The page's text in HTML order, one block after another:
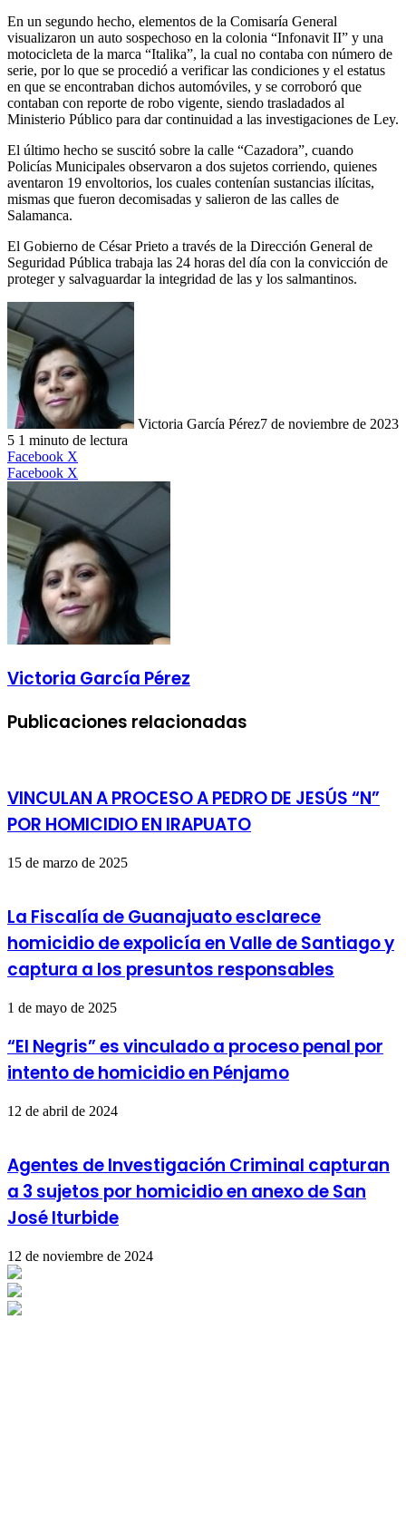
En un segundo hecho, elementos de la Comisaría General
visualizaron un auto sospechoso en la colonia “Infonavit II” y una
motocicleta de la marca “Italika”, la cual no contaba con número de
serie, por lo que se procedió a verificar las condiciones y el estatus
en que se encontraban dichos automóviles, y se corroboró que
contaban con reporte de robo vigente, siendo trasladados al
Ministerio Público para dar continuidad a las investigaciones de Ley.
El último hecho se suscitó sobre la calle “Cazadora”, cuando
Policías Municipales observaron a dos sujetos corriendo, quienes
aventaron 19 envoltorios, los cuales contenían sustancias ilícitas,
mismas que fueron decomisadas y salieron de las calles de
Salamanca.
El Gobierno de César Prieto a través de la Dirección General de
Seguridad Pública trabaja las 24 horas del día con la convicción de
proteger y salvaguardar la integridad de las y los salmantinos.
Victoria García Pérez7 de noviembre de 2023
5 1 minuto de lectura
Facebook X
Facebook X
electrónico
Victoria García Pérez
Publicaciones relacionadas
VINCULAN A PROCESO A PEDRO DE JESÚS “N”
POR HOMICIDIO EN IRAPUATO
15 de marzo de 2025
La Fiscalía de Guanajuato esclarece
homicidio de expolicía en Valle de Santiago y
captura a los presuntos responsables
1 de mayo de 2025
“El Negris” es vinculado a proceso penal por
intento de homicidio en Pénjamo
12 de abril de 2024
Agentes de Investigación Criminal capturan
a 3 sujetos por homicidio en anexo de San
José Iturbide
12 de noviembre de 2024